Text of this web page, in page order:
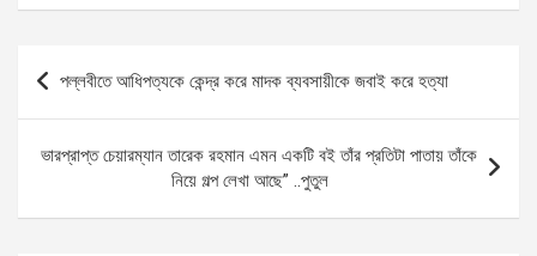
ce
b
o
o
k
se
n
g
er
at
A
p
p
ar
Post
navigation
পল্লবীতে আধিপত্যকে কেন্দ্র করে মাদক ব্যবসায়ীকে জবাই করে হত্যা
ভারপ্রাপ্ত চেয়ারম্যান তারেক রহমান এমন একটি বই তাঁর প্রতিটা পাতায় তাঁকে
নিয়ে গল্প লেখা আছে” ..পুতুল